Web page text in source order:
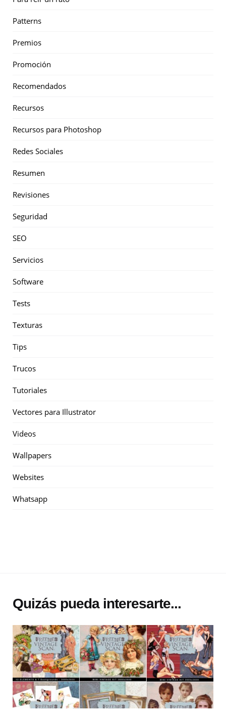
Patterns
Premios
Promoción
Recomendados
Recursos
Recursos para Photoshop
Redes Sociales
Resumen
Revisiones
Seguridad
SEO
Servicios
Software
Tests
Texturas
Tips
Trucos
Tutoriales
Vectores para Illustrator
Videos
Wallpapers
Websites
Whatsapp
Quizás pueda interesarte...